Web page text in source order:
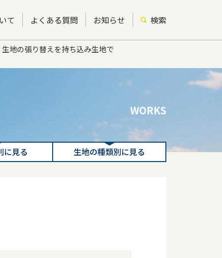
て よくある質問 お知らせ 検索
地の張り替えを持ち込み生地で
WORKS
に見る 生地の種類別に見る